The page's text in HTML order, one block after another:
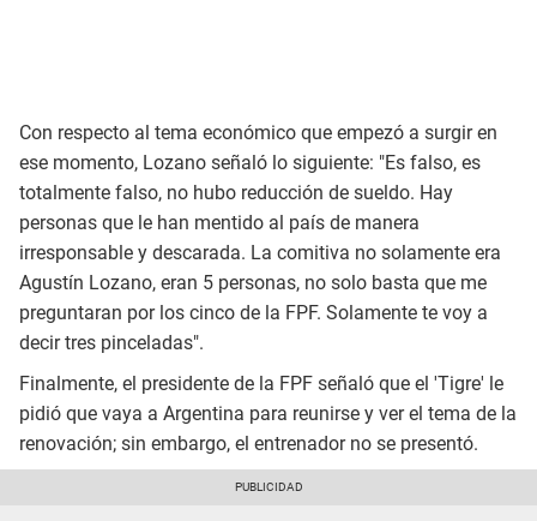
Con respecto al tema económico que empezó a surgir en
ese momento, Lozano señaló lo siguiente: "Es falso, es
totalmente falso, no hubo reducción de sueldo. Hay
personas que le han mentido al país de manera
irresponsable y descarada. La comitiva no solamente era
Agustín Lozano, eran 5 personas, no solo basta que me
preguntaran por los cinco de la FPF. Solamente te voy a
decir tres pinceladas".
Finalmente, el presidente de la FPF señaló que el 'Tigre' le
pidió que vaya a Argentina para reunirse y ver el tema de la
renovación; sin embargo, el entrenador no se presentó.